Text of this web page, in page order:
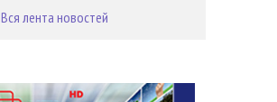
Вся лента новостей